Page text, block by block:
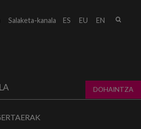
ES EU EN
Salaketa-kanala
DOHAINTZA